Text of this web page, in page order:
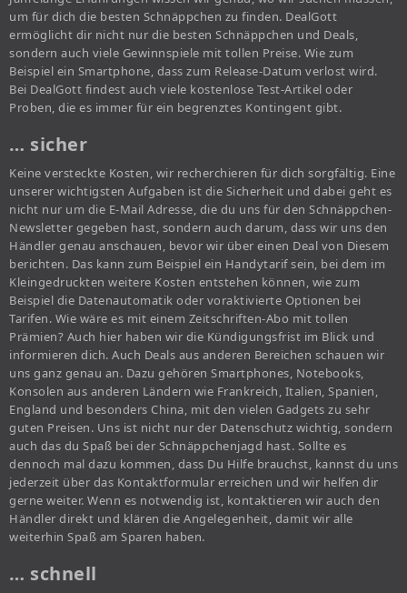
um für dich die besten Schnäppchen zu finden. DealGott
ermöglicht dir nicht nur die besten Schnäppchen und Deals,
sondern auch viele Gewinnspiele mit tollen Preise. Wie zum
Beispiel ein Smartphone, dass zum Release-Datum verlost wird.
Bei DealGott findest auch viele kostenlose Test-Artikel oder
Proben, die es immer für ein begrenztes Kontingent gibt.
… sicher
Keine versteckte Kosten, wir recherchieren für dich sorgfältig. Eine
unserer wichtigsten Aufgaben ist die Sicherheit und dabei geht es
nicht nur um die E-Mail Adresse, die du uns für den Schnäppchen-
Newsletter gegeben hast, sondern auch darum, dass wir uns den
Händler genau anschauen, bevor wir über einen Deal von Diesem
berichten. Das kann zum Beispiel ein Handytarif sein, bei dem im
Kleingedruckten weitere Kosten entstehen können, wie zum
Beispiel die Datenautomatik oder voraktivierte Optionen bei
Tarifen. Wie wäre es mit einem Zeitschriften-Abo mit tollen
Prämien? Auch hier haben wir die Kündigungsfrist im Blick und
informieren dich. Auch Deals aus anderen Bereichen schauen wir
uns ganz genau an. Dazu gehören Smartphones, Notebooks,
Konsolen aus anderen Ländern wie Frankreich, Italien, Spanien,
England und besonders China, mit den vielen Gadgets zu sehr
guten Preisen. Uns ist nicht nur der Datenschutz wichtig, sondern
auch das du Spaß bei der Schnäppchenjagd hast. Sollte es
dennoch mal dazu kommen, dass Du Hilfe brauchst, kannst du uns
jederzeit über das Kontaktformular erreichen und wir helfen dir
gerne weiter. Wenn es notwendig ist, kontaktieren wir auch den
Händler direkt und klären die Angelegenheit, damit wir alle
weiterhin Spaß am Sparen haben.
… schnell